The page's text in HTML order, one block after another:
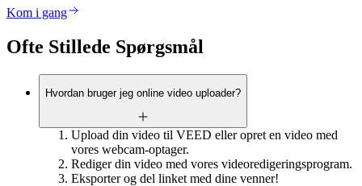
Kom i gang
Ofte Stillede Spørgsmål
Hvordan bruger jeg online video uploader?
Upload din video til VEED eller opret en video med
vores webcam-optager.
Rediger din video med vores videoredigeringsprogram.
Eksporter og del linket med dine venner!